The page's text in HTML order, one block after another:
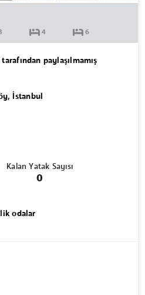
paylaşılmamış
, İstanbul
Kalan Yatak Sayısı
0
odalar